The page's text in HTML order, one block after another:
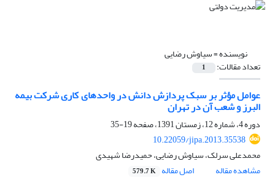
نویسنده =سیاوش رضایی
تعداد مقالات: 1
عوامل مؤثر بر سبک پردازش دانش در واحدهای کاری شرکت بیمه
البرز و شعب آن در تهران
دوره 4، شماره 12، زمستان 1391، صفحه
19-35
10.22059/jipa.2013.35538
محمدعلی سرلک، سیاوش رضایی، حمیدرضا شهیدی
مشاهده مقاله
اصل مقاله 579.7 K